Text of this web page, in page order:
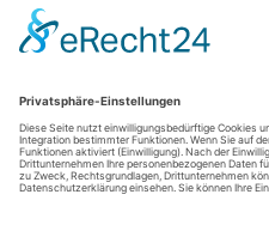
AGB
Datenschutzerklärung
Kontakt